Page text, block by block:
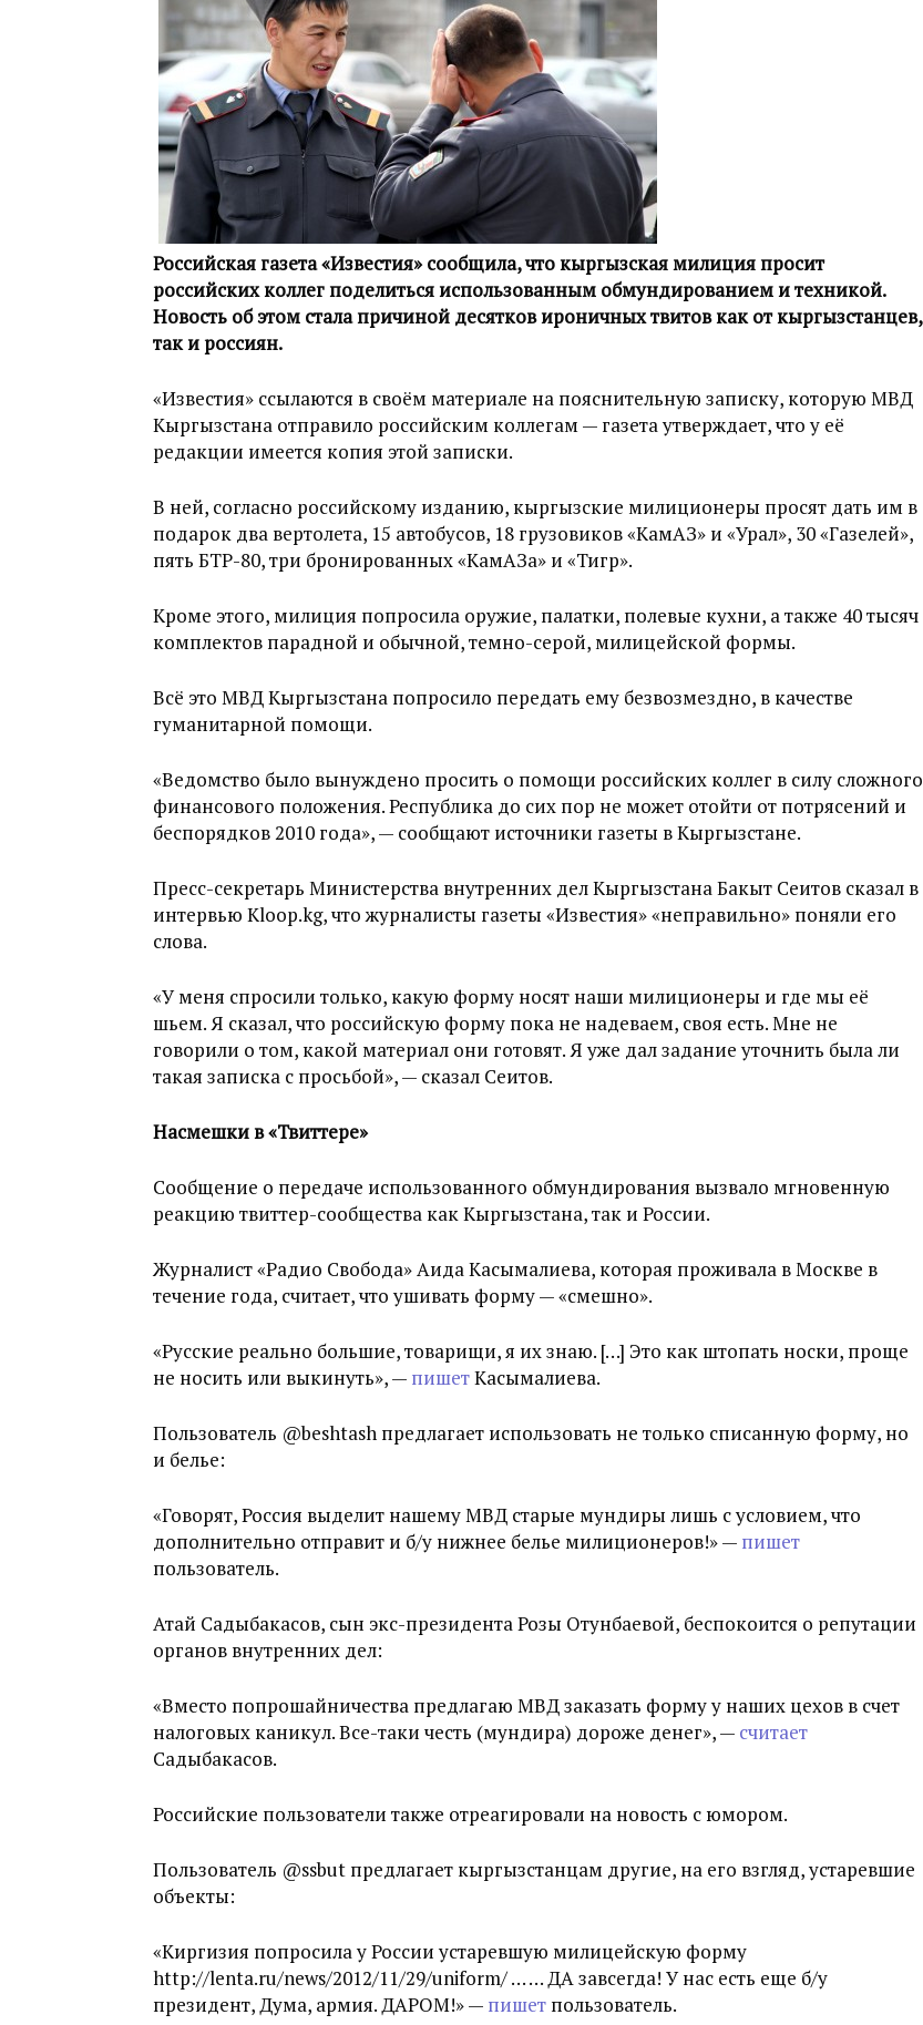
Российская газета «Известия» сообщила, что кыргызская милиция просит
российских коллег поделиться использованным обмундированием и техникой.
Новость об этом стала причиной десятков ироничных твитов как от кыргызстанцев,
так и россиян.
«Известия» ссылаются в своём материале на пояснительную записку, которую МВД
Кыргызстана отправило российским коллегам — газета утверждает, что у её
редакции имеется копия этой записки.
В ней, согласно российскому изданию, кыргызские милиционеры просят дать им в
подарок два вертолета, 15 автобусов, 18 грузовиков «КамАЗ» и «Урал», 30 «Газелей»,
пять БТР-80, три бронированных «КамАЗа» и «Тигр».
Кроме этого, милиция попросила оружие, палатки, полевые кухни, а также 40 тысяч
комплектов парадной и обычной, темно-серой, милицейской формы.
Всё это МВД Кыргызстана попросило передать ему безвозмездно, в качестве
гуманитарной помощи.
«Ведомство было вынуждено просить о помощи российских коллег в силу сложного
финансового положения. Республика до сих пор не может отойти от потрясений и
беспорядков 2010 года», — сообщают источники газеты в Кыргызстане.
Пресс-секретарь Министерства внутренних дел Кыргызстана Бакыт Сеитов сказал в
интервью Kloop.kg, что журналисты газеты «Известия» «неправильно» поняли его
слова.
«У меня спросили только, какую форму носят наши милиционеры и где мы её
шьем. Я сказал, что российскую форму пока не надеваем, своя есть. Мне не
говорили о том, какой материал они готовят. Я уже дал задание уточнить была ли
такая записка с просьбой», — сказал Сеитов.
Насмешки в «Твиттере»
Сообщение о передаче использованного обмундирования вызвало мгновенную
реакцию твиттер-сообщества как Кыргызстана, так и России.
Журналист «Радио Свобода» Аида Касымалиева, которая проживала в Москве в
течение года, считает, что ушивать форму — «смешно».
«Русские реально большие, товарищи, я их знаю. […] Это как штопать носки, проще
не носить или выкинуть», — пишетКасымалиева.
Пользователь @beshtash предлагает использовать не только списанную форму, но
и белье:
«Говорят, Россия выделит нашему МВД старые мундиры лишь с условием, что
дополнительно отправит и б/у нижнее белье милиционеров!» — пишет
пользователь.
Атай Садыбакасов, сын экс-президента Розы Отунбаевой, беспокоится о репутации
органов внутренних дел:
«Вместо попрошайничества предлагаю МВД заказать форму у наших цехов в счет
налоговых каникул. Все-таки честь (мундира) дороже денег», — считает
Садыбакасов.
Российские пользователи также отреагировали на новость с юмором.
Пользователь @ssbut предлагает кыргызстанцам другие, на его взгляд, устаревшие
объекты:
«Киргизия попросила у России устаревшую милицейскую форму
http://lenta.ru/news/2012/11/29/uniform/ … … ДА завсегда! У нас есть еще б/у
президент, Дума, армия. ДАРОМ!» — пишет пользователь.